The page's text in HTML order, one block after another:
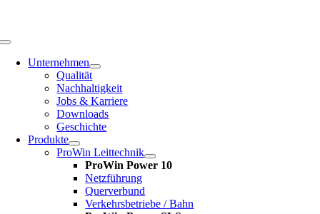
Toggle
NavigationUnternehmen
Qualität
Nachhaltigkeit
Jobs & Karriere
Downloads
Geschichte
Produkte
ProWin Leittechnik
ProWin Power 10
Netzführung
Querverbund
Verkehrsbetriebe / Bahn